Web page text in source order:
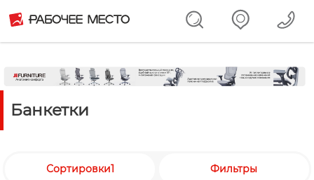
Банкетки
Сортировки1 Фильтры